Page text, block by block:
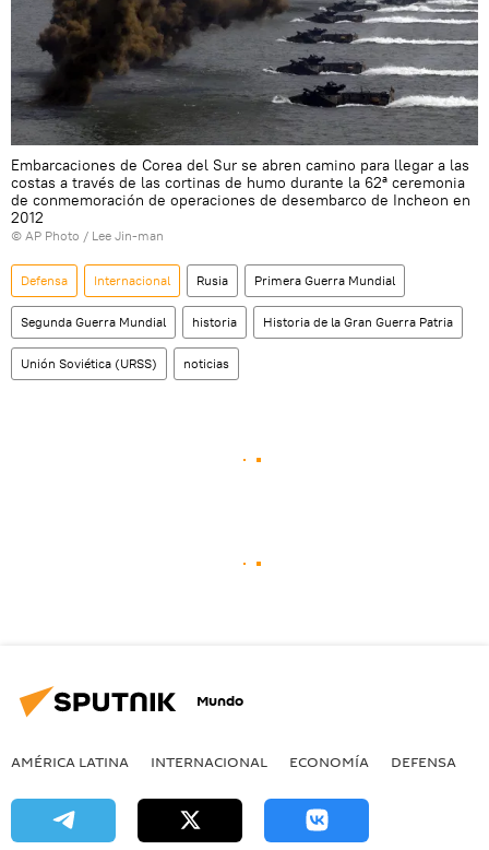
Embarcaciones de Corea del Sur se abren camino para llegar a las
costas a través de las cortinas de humo durante la 62ª ceremonia
de conmemoración de operaciones de desembarco de Incheon en
2012
© AP Photo / Lee Jin-man
Defensa Internacional Rusia Primera Guerra Mundial
Segunda Guerra Mundial historia Historia de la Gran Guerra Patria
Unión Soviética (URSS) noticias
Mundo
AMÉRICA LATINA INTERNACIONAL ECONOMÍA DEFENSA